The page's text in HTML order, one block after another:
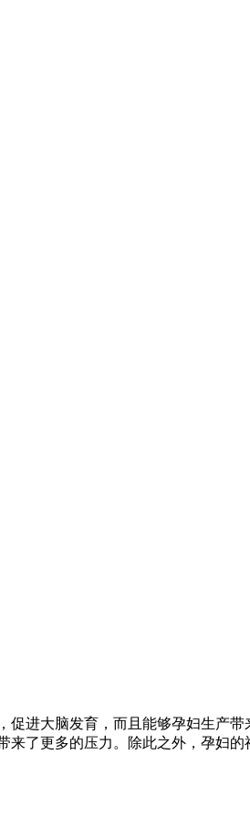
促进大脑发育，而且能够孕妇生产
了更多的压力。除此之外，孕妇